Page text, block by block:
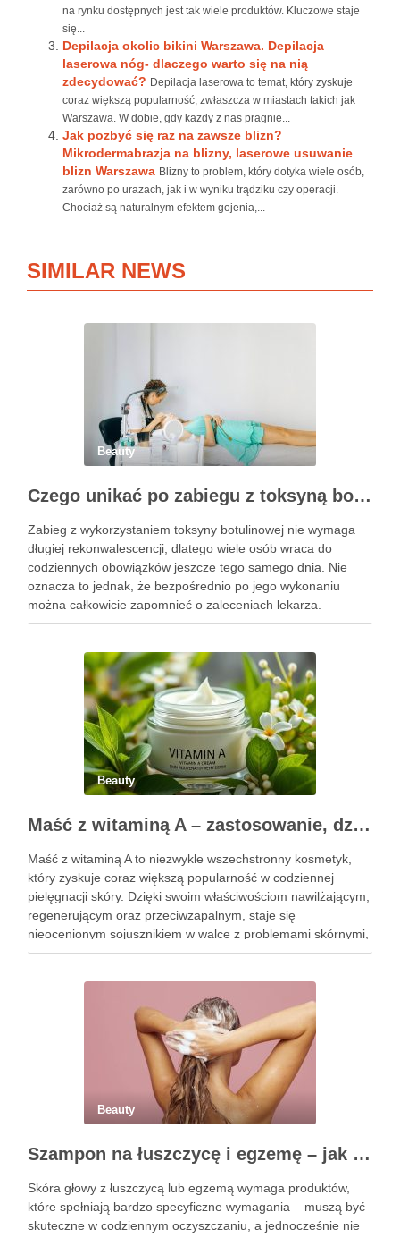
na rynku dostępnych jest tak wiele produktów. Kluczowe staje
się...
Depilacja okolic bikini Warszawa. Depilacja
laserowa nóg- dlaczego warto się na nią
zdecydować? Depilacja laserowa to temat, który zyskuje
coraz większą popularność, zwłaszcza w miastach takich jak
Warszawa. W dobie, gdy każdy z nas pragnie...
Jak pozbyć się raz na zawsze blizn?
Mikrodermabrazja na blizny, laserowe usuwanie
blizn Warszawa Blizny to problem, który dotyka wiele osób,
zarówno po urazach, jak i w wyniku trądziku czy operacji.
Chociaż są naturalnym efektem gojenia,...
SIMILAR NEWS
Beauty
Czego unikać po zabiegu z toksyną botulinową?
Zabieg z wykorzystaniem toksyny botulinowej nie wymaga
długiej rekonwalescencji, dlatego wiele osób wraca do
codziennych obowiązków jeszcze tego samego dnia. Nie
oznacza to jednak, że bezpośrednio po jego wykonaniu
można całkowicie zapomnieć o zaleceniach lekarza.
Pierwsze godziny i dni po zabiegu mają znaczenie dla
Beauty
Maść z witaminą A – zastosowanie, działanie i bezpieczeństwo stosowania
Maść z witaminą A to niezwykle wszechstronny kosmetyk,
który zyskuje coraz większą popularność w codziennej
pielęgnacji skóry. Dzięki swoim właściwościom nawilżającym,
regenerującym oraz przeciwzapalnym, staje się
nieocenionym sojusznikiem w walce z problemami skórnymi,
takimi jak zmarszczki, trądzik czy podrażnienia. Jej działanie
Beauty
Szampon na łuszczycę i egzemę – jak świadomie dobierać produkty przy wrażliwej skórze głowy?
Skóra głowy z łuszczycą lub egzemą wymaga produktów,
które spełniają bardzo specyficzne wymagania – muszą być
skuteczne w codziennym oczyszczaniu, a jednocześnie nie